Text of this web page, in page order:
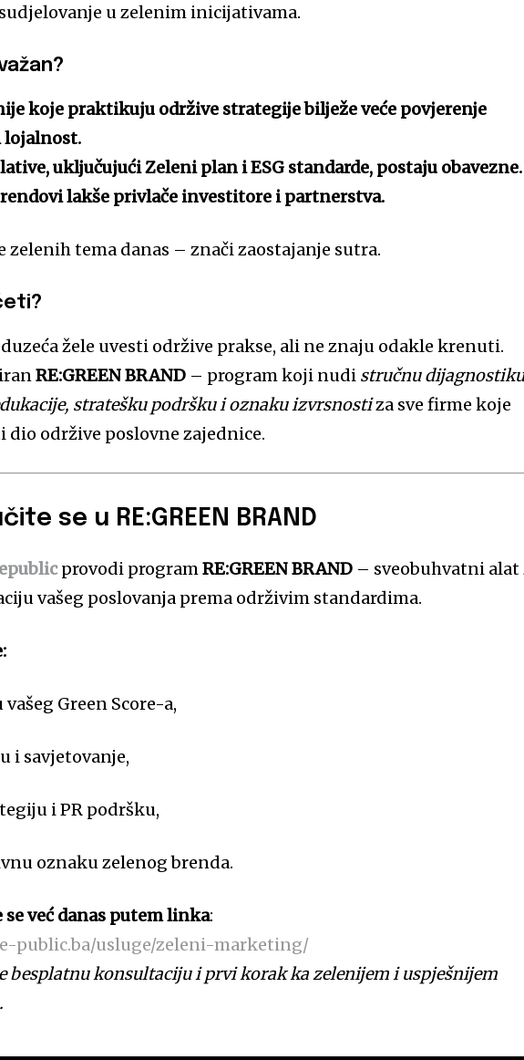
u zelenim inicijativama.
koje praktikuju održive strategije bilježe veće povjerenje
lojalnost.
uključujući Zeleni plan i ESG standarde, postaju obavezne.
lakše privlače investitore i partnerstva.
zelenih tema danas – znači zaostajanje sutra.
žele uvesti održive prakse, ali ne znaju odakle krenuti.
RE:GREEN BRAND – program koji nudi stručnu
stratešku podršku i oznaku izvrsnostiza sve firme koje
dio održive poslovne zajednice.
se u RE:GREEN BRAND
provodi programRE:GREEN BRAND – sveobuhvatni alat
vašeg poslovanja prema održivim standardima.
Green Score-a,
i savjetovanje,
i PR podršku,
oznaku zelenog brenda.
već danas putem linka:
public.ba/usluge/zeleni-marketing/
besplatnu konsultaciju i prvi korak ka zelenijem i uspješnijem